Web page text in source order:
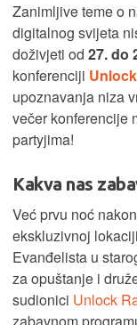
Zanimljive teme o
digitalnog svijeta
doživjeti od 27. do
konferenciji
upoznavanja niza
večer konferencije
partyjima!
Kakva nas
Već prvu noć
ekskluzivnoj
Evanđelista u
za opuštanje i
sudionici Unlock